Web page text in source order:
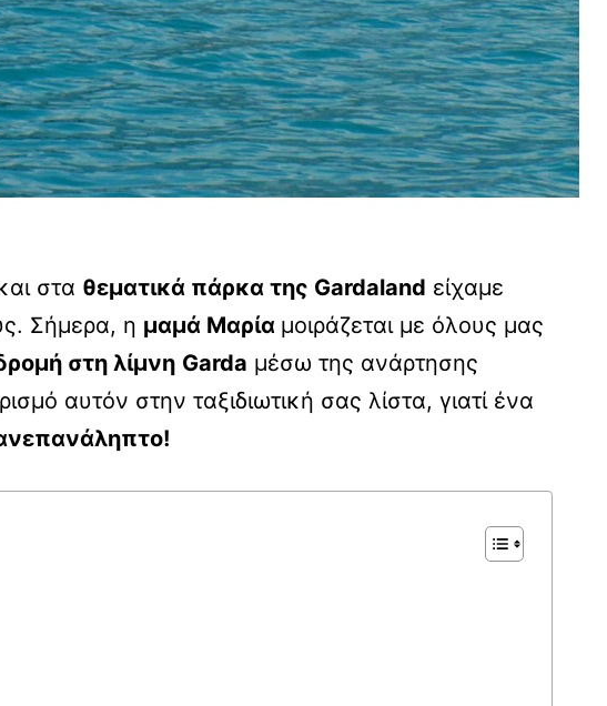
στα θεματικά πάρκα της Gardaland είχαμε
Σήμερα, η μαμά Μαρία μοιράζεται με όλους μας
στη λίμνη Garda μέσω της ανάρτησης
αυτόν στην ταξιδιωτική σας λίστα, γιατί ένα